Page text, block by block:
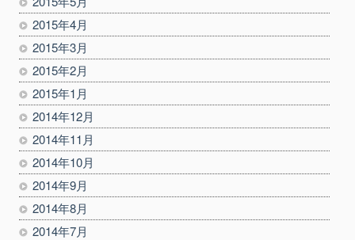
2015年4月
2015年3月
2015年2月
2015年1月
2014年12月
2014年11月
2014年10月
2014年9月
2014年8月
2014年7月